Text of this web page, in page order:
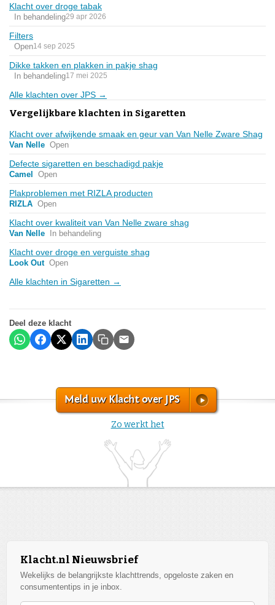
Klacht over droge tabak
In behandeling29 apr 2026
Filters
Open14 sep 2025
Dikke takken en plakken in pakje shag
In behandeling17 mei 2025
Alle klachten over JPS →
Vergelijkbare klachten in Sigaretten
Klacht over afwijkende smaak en geur van Van Nelle Zware Shag
Van Nelle Open
Defecte sigaretten en beschadigd pakje
Camel Open
Plakproblemen met RIZLA producten
RIZLA Open
Klacht over kwaliteit van Van Nelle zware shag
Van Nelle In behandeling
Klacht over droge en verguiste shag
Look Out Open
Alle klachten in Sigaretten →
Deel deze klacht
Meld uw Klacht over JPS
Zo werkt het
Klacht.nl Nieuwsbrief
Wekelijks de belangrijkste klachttrends, opgeloste zaken en
consumententips in je inbox.